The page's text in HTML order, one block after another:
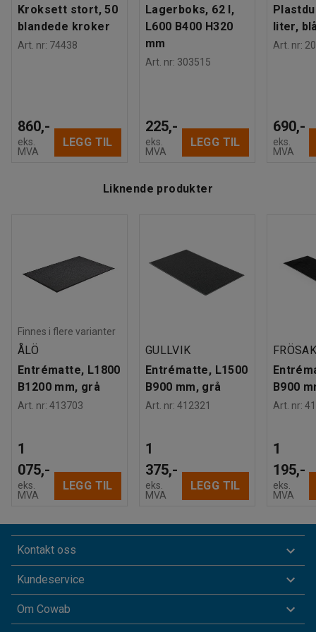
Kroksett stort, 50
blandede kroker
Art. nr: 74438
860,-
eks.
MVA
LEGG TIL
Lagerboks, 62 l,
L600 B400 H320
mm
Art. nr: 303515
225,-
eks.
MVA
LEGG TIL
liter,
Art. nr:
690,-
eks.
MVA
Liknende produkter
Finnes i flere varianter
ÅLÖ
Entrématte, L1800
B1200 mm, grå
Art. nr: 413703
1
075,-
eks.
MVA
LEGG TIL
GULLVIK
Entrématte, L1500
B900 mm, grå
Art. nr: 412321
1
375,-
eks.
MVA
LEGG TIL
B900
Art. nr:
1
195,-
eks.
MVA
Kontakt oss
Kundeservice
Om Cowab